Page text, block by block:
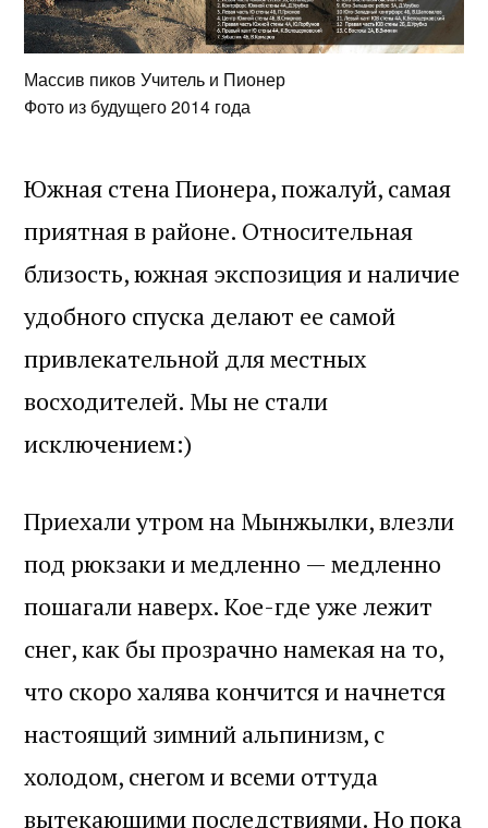
Массив пиков Учитель и Пионер
Фото из будущего 2014 года
Южная стена Пионера, пожалуй, самая
приятная в районе. Относительная
близость, южная экспозиция и наличие
удобного спуска делают ее самой
привлекательной для местных
восходителей. Мы не стали
исключением:)
Приехали утром на Мынжылки, влезли
под рюкзаки и медленно — медленно
пошагали наверх. Кое-где уже лежит
снег, как бы прозрачно намекая на то,
что скоро халява кончится и начнется
настоящий зимний альпинизм, с
холодом, снегом и всеми оттуда
вытекающими последствиями. Но пока